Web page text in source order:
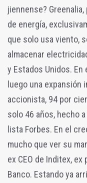
jiennense?
de energía,
que solo usa viento,
almacenar
y Estados Unidos. En
luego una expansión
accionista, 94 por
solo 46 años, hecho
lista Forbes. En el
mucho que ver su
ex CEO de Inditex,
Banco. Estando ya